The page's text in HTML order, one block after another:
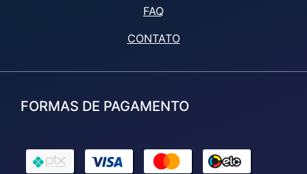
FAQ
CONTATO
FORMAS DE PAGAMENTO